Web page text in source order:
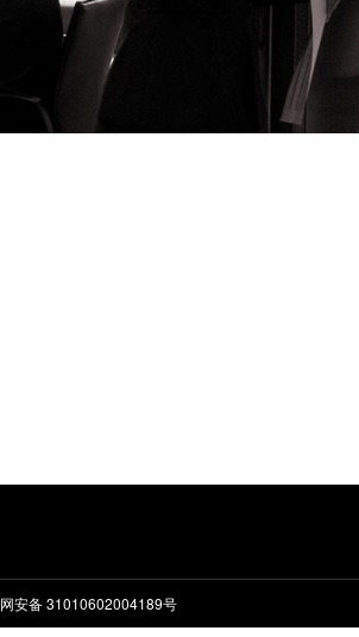
安备 31010602004189号